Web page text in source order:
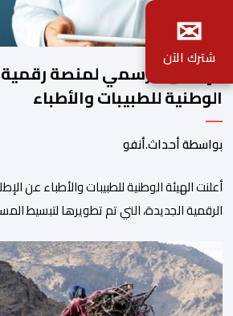
الإطلاق الرسمي لمنصة
الوطنية للطبيبات والأطباء
بواسطة أحداث.أنفو
أعلنت الهيئة الوطنية للطبيبات والأطباء عن
الرقمية الجديدة، التي تم تطويرها لتبسيط
والمجالس الجهوية للهيئة إلى جانب الهيئة
هذه المنصة، التي تم إطلاقها في إطار
والتحول الرقمي، تشكل خطوة مهمة في […]
✉
شترك الآن